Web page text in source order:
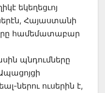
եկեղեցւոյ
Հայաստանի
համեմատաբար
պնդումները
ներու ուսերին է,